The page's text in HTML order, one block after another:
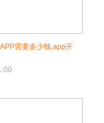
需要多少钱,app开